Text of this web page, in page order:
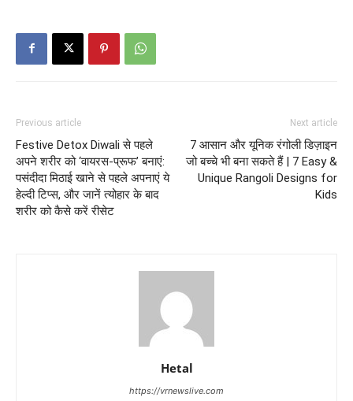
Previous article
Festive Detox Diwali से पहले
अपने शरीर को ‘वायरस-प्रूफ’ बनाएं:
पसंदीदा मिठाई खाने से पहले अपनाएं ये
हेल्दी टिप्स, और जानें त्योहार के बाद
शरीर को कैसे करें रीसेट
Next article
7 आसान और यूनिक रंगोली डिज़ाइन
जो बच्चे भी बना सकते हैं | 7 Easy &
Unique Rangoli Designs for
Kids
Hetal
https://vrnewslive.com